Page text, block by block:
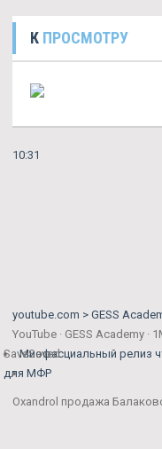
К ПРОСМОТРУ
10:31
youtube.com > GESS
YouTube · GESS Academy ·
Миофасциальный релиз
для МФР
SaveSaved
Oxandrol продажа